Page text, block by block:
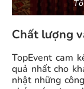
Chất lượng
TopEvent cam
quả nhất cho
nhật những